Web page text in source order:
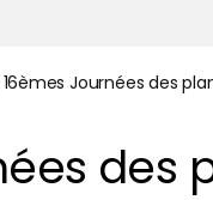
16èmes Journées des
des